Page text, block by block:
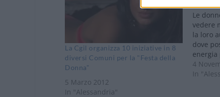
La Cgil organizza 10 iniziative in 8
diversi Comuni per la "Festa della
Donna"
5 Marzo 2012
In "Alessandria"
Le
vedere
la loro
dove
energia
4
In